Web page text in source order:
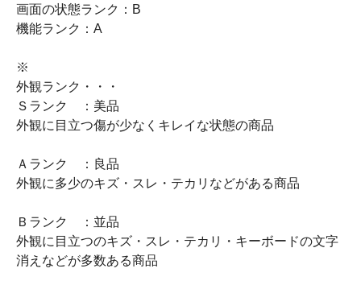
画面の状態ランク：B
機能ランク：A
※
外観ランク・・・
Ｓランク ：美品
外観に目立つ傷が少なくキレイな状態の商品
Ａランク ：良品
外観に多少のキズ・スレ・テカリなどがある商品
Ｂランク ：並品
外観に目立つのキズ・スレ・テカリ・キーボードの文字
消えなどが多数ある商品